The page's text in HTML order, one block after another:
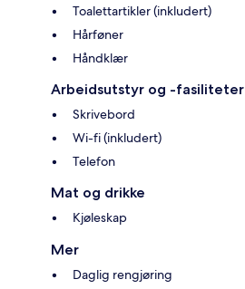
Toalettartikler (inkludert)
Hårføner
Håndklær
Arbeidsutstyr og -fasiliteter
Skrivebord
Wi-fi (inkludert)
Telefon
Mat og drikke
Kjøleskap
Mer
Daglig rengjøring